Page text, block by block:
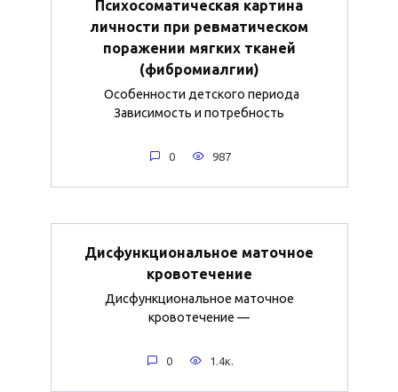
Психосоматическая картина
личности при ревматическом
поражении мягких тканей
(фибромиалгии)
Особенности детского периода
Зависимость и потребность
0 987
Дисфункциональное маточное
кровотечение
Дисфункциональное маточное
кровотечение —
0 1.4к.